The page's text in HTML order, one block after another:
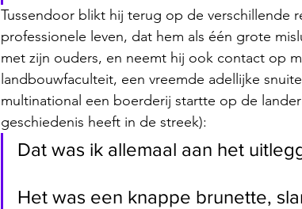
Tussendoor blikt hij terug op de verschillende
professionele leven, dat hem als één grote
met zijn ouders, en neemt hij ook contact op
landbouwfaculteit, een vreemde adellijke
multinational een boerderij startte op de
geschiedenis heeft in de streek):
Dat was ik allemaal aan het
Het was een knappe brunette,